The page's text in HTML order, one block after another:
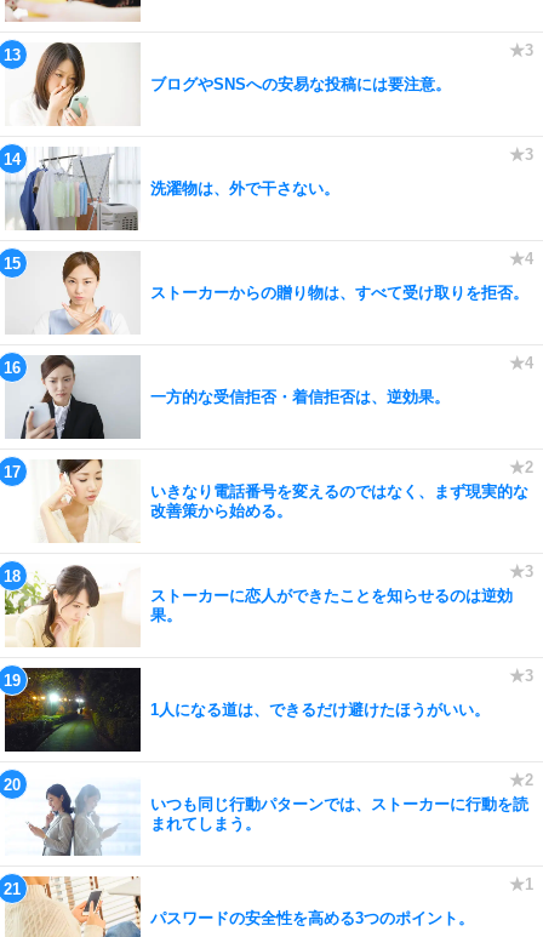
ブログやSNSへの安易な投稿には要注意。
洗濯物は、外で干さない。
ストーカーからの贈り物は、すべて受け取りを拒否。
一方的な受信拒否・着信拒否は、逆効果。
いきなり電話番号を変えるのではなく、まず現実的な
改善策から始める。
ストーカーに恋人ができたことを知らせるのは逆効
果。
1人になる道は、できるだけ避けたほうがいい。
いつも同じ行動パターンでは、ストーカーに行動を読
まれてしまう。
パスワードの安全性を高める3つのポイント。